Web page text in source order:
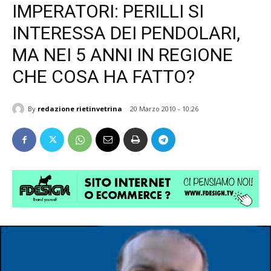
IMPERATORI: PERILLI SI
INTERESSA DEI PENDOLARI,
MA NEI 5 ANNI IN REGIONE
CHE COSA HA FATTO?
By redazione rietinvetrina 20 Marzo 2010 - 10:26